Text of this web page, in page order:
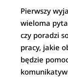
Pierwszy
wieloma
czy poradzi
pracy, jakie
będzie